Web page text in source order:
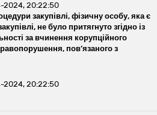
2024, 20:22:50
закупівлі, фізичну особу, яка є
не було притягнуто згідно із
за вчинення корупційного
пов’язаного з
2024, 20:22:50